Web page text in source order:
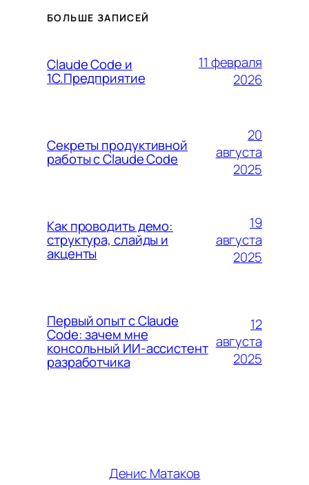
БОЛЬШЕ ЗАПИСЕЙ
Claude Code и
1С.Предприятие
11 февраля
2026
Секреты продуктивной
работы с Claude Code
20
августа
2025
Как проводить демо:
структура, слайды и
акценты
19
августа
2025
Первый опыт с Claude
Code: зачем мне
консольный ИИ-ассистент
разработчика
12
августа
2025
Денис Матаков